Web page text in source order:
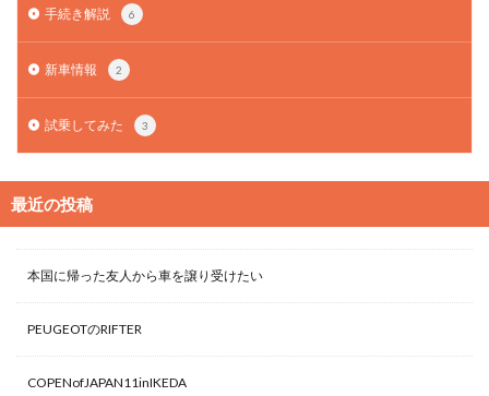
手続き解説 6
新車情報 2
試乗してみた 3
最近の投稿
本国に帰った友人から車を譲り受けたい
PEUGEOTのRIFTER
COPENofJAPAN11inIKEDA